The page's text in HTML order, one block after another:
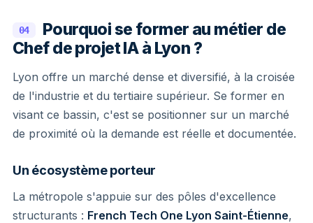
04
Pourquoi se former au métier de
Chef de projet IA à Lyon ?
Lyon offre un marché dense et diversifié, à la croisée
de l'industrie et du tertiaire supérieur. Se former en
visant ce bassin, c'est se positionner sur un marché
de proximité où la demande est réelle et documentée.
Un écosystème porteur
La métropole s'appuie sur des pôles d'excellence
structurants : French Tech One Lyon Saint-Étienne,